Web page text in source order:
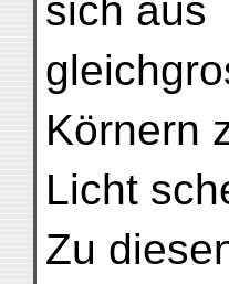
sich aus
Körnern
Licht
Zu